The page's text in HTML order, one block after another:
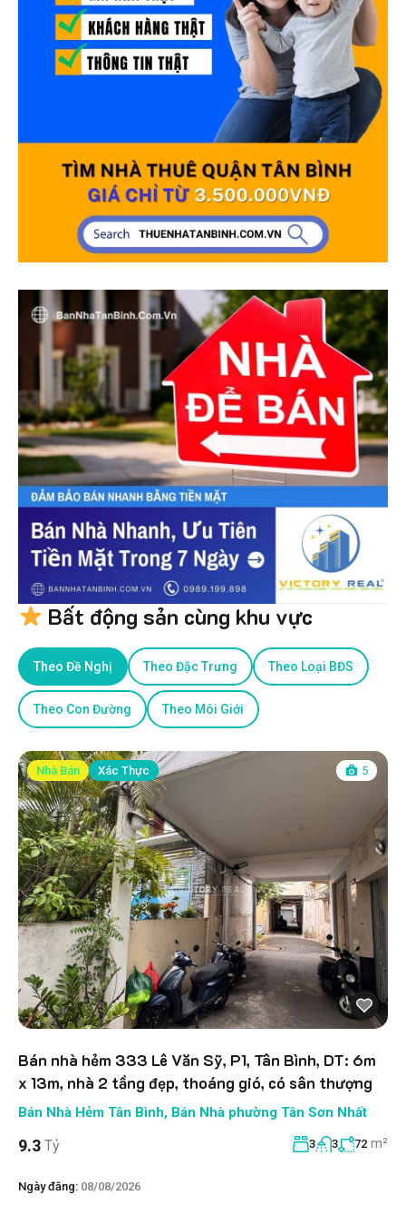
Bất động sản cùng khu vực
Theo Đề Nghị Theo Đặc Trưng Theo Loại BĐS
Theo Con Đường Theo Môi Giới
Nhà Bán Xác Thực 5
Bán nhà hẻm 333 Lê Văn Sỹ, P1, Tân Bình, DT: 6m
x 13m, nhà 2 tầng đẹp, thoáng gió, có sân thượng
Bán Nhà Hẻm Tân Bình, Bán Nhà phường Tân Sơn Nhất
9.3 Tỷ 3 3 72 m²
Ngày đăng: 08/08/2026